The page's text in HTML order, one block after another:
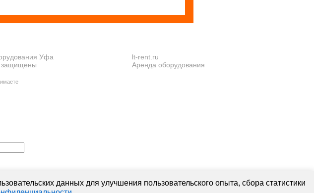
Уфа
защищены
lt-rent.ru
Аренда оборудования
данных для улучшения пользовательского опыта, сбора статистики